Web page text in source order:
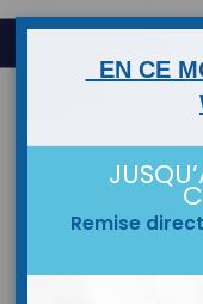
EN CE
Remise